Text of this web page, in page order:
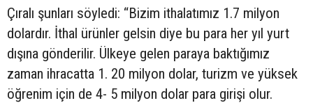
Çıralı şunları söyledi: “Bizim ithalatımız 1.7 milyon
dolardır. İthal ürünler gelsin diye bu para her yıl yurt
dışına gönderilir. Ülkeye gelen paraya baktığımız
zaman ihracatta 1. 20 milyon dolar, turizm ve yüksek
öğrenim için de 4- 5 milyon dolar para girişi olur.